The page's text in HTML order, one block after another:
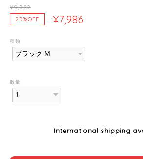
¥9,982
20%OFF
¥7,986
種類
数量
International shipping